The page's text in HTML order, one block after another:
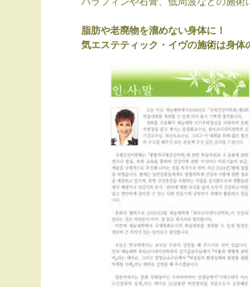
脂肪や老廃物を溜めない身体に！
気エステティック・イヴの施術は身体